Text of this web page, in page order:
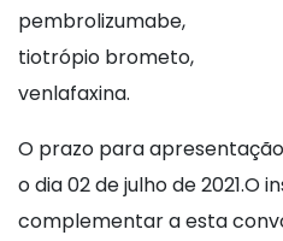
pembrolizumabe,
tiotrópio brometo,
venlafaxina.
O prazo para
o dia 02 de julho de 2021.O
complementar a esta